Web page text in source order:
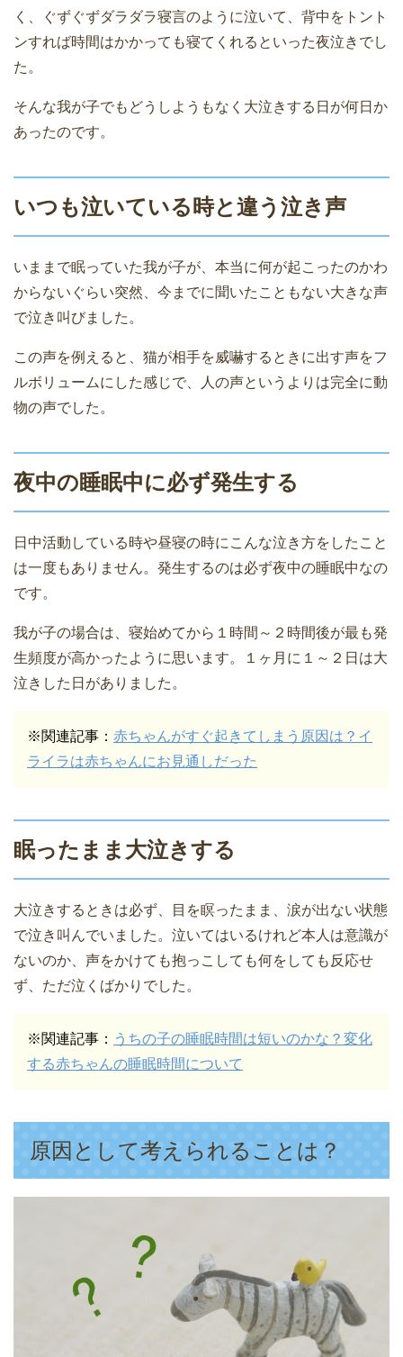
く、ぐずぐずダラダラ寝言のように泣いて、背中をトント
ンすれば時間はかかっても寝てくれるといった夜泣きでし
た。
そんな我が子でもどうしようもなく大泣きする日が何日か
あったのです。
いつも泣いている時と違う泣き声
いままで眠っていた我が子が、本当に何が起こったのかわ
からないぐらい突然、今までに聞いたこともない大きな声
で泣き叫びました。
この声を例えると、猫が相手を威嚇するときに出す声をフ
ルボリュームにした感じで、人の声というよりは完全に動
物の声でした。
夜中の睡眠中に必ず発生する
日中活動している時や昼寝の時にこんな泣き方をしたこと
は一度もありません。発生するのは必ず夜中の睡眠中なの
です。
我が子の場合は、寝始めてから１時間～２時間後が最も発
生頻度が高かったように思います。１ヶ月に１～２日は大
泣きした日がありました。
※関連記事： 赤ちゃんがすぐ起きてしまう原因は？イ
ライラは赤ちゃんにお見通しだった
眠ったまま大泣きする
大泣きするときは必ず、目を瞑ったまま、涙が出ない状態
で泣き叫んでいました。泣いてはいるけれど本人は意識が
ないのか、声をかけても抱っこしても何をしても反応せ
ず、ただ泣くばかりでした。
※関連記事： うちの子の睡眠時間は短いのかな？変化
する赤ちゃんの睡眠時間について
原因として考えられることは？